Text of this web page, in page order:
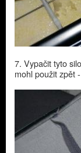
7. Vypačit tyto
mohl použit zpět